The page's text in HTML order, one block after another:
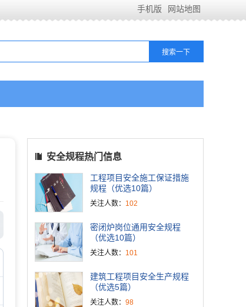
手机版 网站地图
安全规程热门信息
工程项目安全施工保证措施
规程（优选10篇）
关注人数： 102
密闭炉岗位通用安全规程
（优选10篇）
关注人数： 101
建筑工程项目安全生产规程
（优选5篇）
关注人数： 98